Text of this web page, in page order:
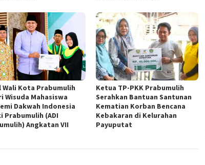
Wali Kota Prabumulih
Wisuda Mahasiswa
Dakwah Indonesia
Prabumulih (ADI
Angkatan VII
Ketua TP-PKK Prabumulih
Serahkan Bantuan Santunan
Kematian Korban Bencana
Kebakaran di Kelurahan
Payuputat